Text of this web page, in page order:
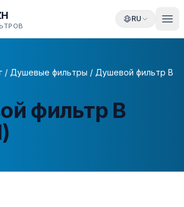
RU
/ Душевые фильтры / Душевой фильтр B
фильтр B